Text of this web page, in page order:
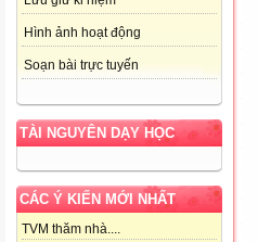
Hình ảnh hoạt động
Soạn bài trực tuyến
TÀI NGUYÊN DẠY HỌC
CÁC Ý KIẾN MỚI NHẤT
TVM thăm nhà....